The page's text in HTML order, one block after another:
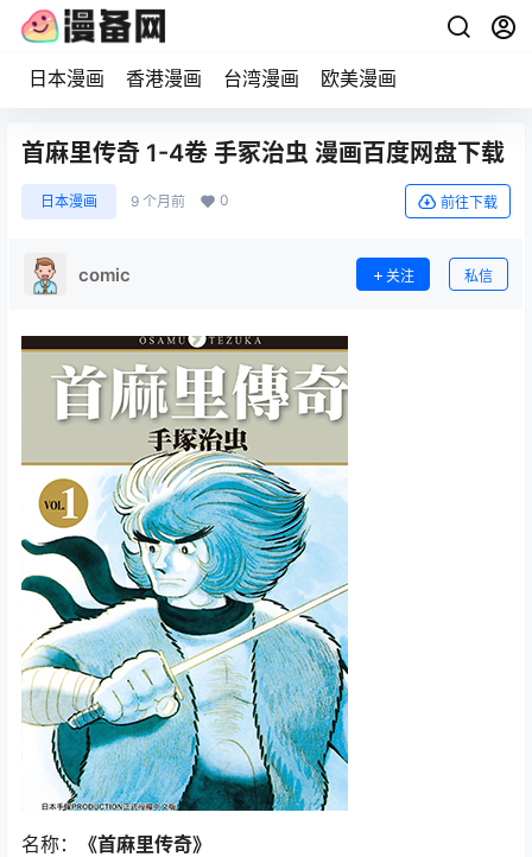
日本漫画 香港漫画 台湾漫画 欧美漫画
首麻里传奇 1-4卷 手冢治虫 漫画百度网盘下载
日本漫画 9 个月前 0 前往下载
comic 关注 私信
名称： 《首麻里传奇》